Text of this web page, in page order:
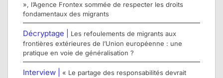
», l’Agence Frontex sommée de respecter les droits
fondamentaux des migrants
Décryptage |
Les refoulements de migrants aux
frontières extérieures de l’Union européenne : une
pratique en voie de généralisation ?
Interview |
« Le partage des responsabilités devrait